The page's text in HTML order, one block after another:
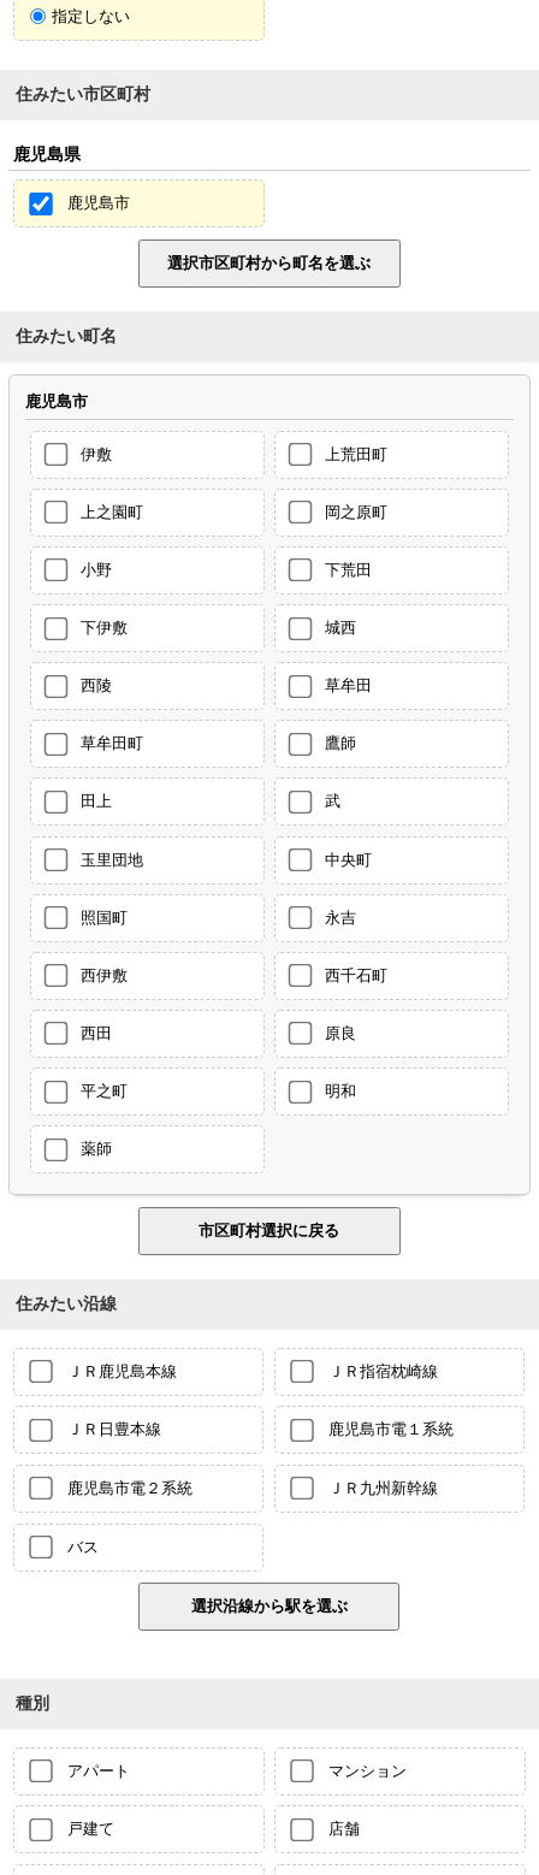
指定しない
住みたい市区町村
鹿児島県
鹿児島市
住みたい町名
鹿児島市
伊敷 上荒田町
上之園町 岡之原町
小野 下荒田
下伊敷 城西
西陵 草牟田
草牟田町 鷹師
田上 武
玉里団地 中央町
照国町 永吉
西伊敷 西千石町
西田 原良
平之町 明和
薬師
住みたい沿線
ＪＲ鹿児島本線 ＪＲ指宿枕崎線
ＪＲ日豊本線 鹿児島市電１系統
鹿児島市電２系統 ＪＲ九州新幹線
バス
種別
アパート マンション
戸建て 店舗